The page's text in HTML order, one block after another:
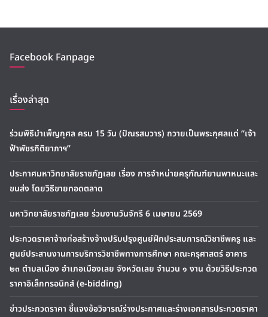
Facebook Fanpage
เรื่องล่าสุด
ร่วมพิธีบำเพ็ญกุศล ครบ 15 วัน (ปัณรสมวาร) ถวายเป็นพระกุศลแด่ “เจ้า
ฟ้าพัชรกิติยาภาฯ”
ประกาศมหาวิทยาลัยราชภัฏเลย เรื่อง การจำหน่ายครุภัณฑ์ยานพาหนะและ
ขนส่ง โดยวิธีขายทอดตลาด
มหาวิทยาลัยราชภัฏเลย ร่วมงานวันจักรี 6 เมษายน 2569
ประกวดราคาจ้างก่อสร้างจ้างปรับปรุงศูนย์ฝึกประสบการณ์วิชาชีพครู และ
ศูนย์ประสานงานการบริการวิชาชีพทางการศึกษา คณะครุศาสตร์ อาคาร
๒๓ ตำบลเมือง อำเภอเมืองเลย จังหวัดเลย จำนวน ๑ งาน ด้วยวิธีประกวด
ราคาอิเล็กทรอนิกส์ (e-bidding)
ข่าวประกวดราคา ชี้แจงข้อวิจารณ์ร่างประกาศและร่างเอกสารประกวดราคา